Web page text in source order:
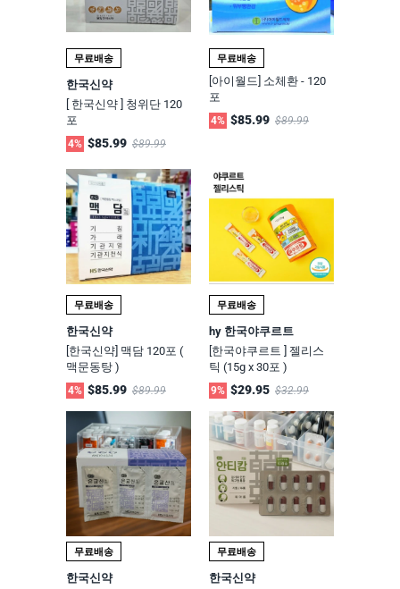
무료배송
한국신약
[ 한국신약 ] 청위단 120
포
4% $85.99 $89.99
무료배송
[아이월드] 소체환 - 120
포
4% $85.99 $89.99
무료배송
한국신약
[한국신약] 맥담 120포 (
맥문동탕 )
4% $85.99 $89.99
무료배송
hy 한국야쿠르트
[한국야쿠르트 ] 젤리스
틱 (15g x 30포 )
9% $29.95 $32.99
무료배송
한국신약
무료배송
한국신약